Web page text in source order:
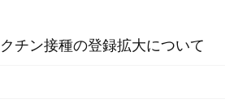
チン接種の登録拡大について